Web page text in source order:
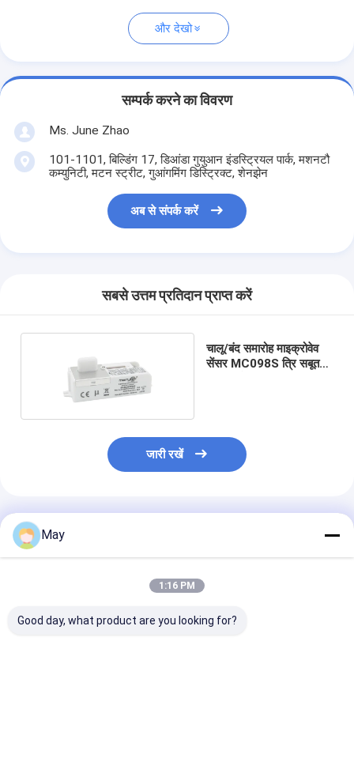
और देखो
सम्पर्क करने का विवरण
Ms. June Zhao
101-1101, बिल्डिंग 17, डिआंडा गुयुआन इंडस्ट्रियल पार्क, मशनटौ
कम्युनिटी, मटन स्ट्रीट, गुआंगमिंग डिस्ट्रिक्ट, शेनझेन
अब से संपर्क करें
सबसे उत्तम प्रतिदान प्राप्त करें
चालू/बंद समारोह माइक्रोवेव
सेंसर MC098S त्रि सबूत
जारी रखें
अनुशंसित उत्पाद
May
1:16 PM
Good day, what product are you looking for?